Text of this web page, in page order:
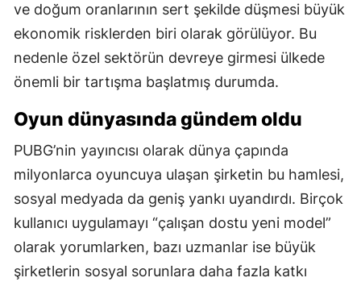
ve doğum oranlarının sert şekilde düşmesi büyük
ekonomik risklerden biri olarak görülüyor. Bu
nedenle özel sektörün devreye girmesi ülkede
önemli bir tartışma başlatmış durumda.
Oyun dünyasında gündem oldu
PUBG’nin yayıncısı olarak dünya çapında
milyonlarca oyuncuya ulaşan şirketin bu hamlesi,
sosyal medyada da geniş yankı uyandırdı. Birçok
kullanıcı uygulamayı “çalışan dostu yeni model”
olarak yorumlarken, bazı uzmanlar ise büyük
şirketlerin sosyal sorunlara daha fazla katkı